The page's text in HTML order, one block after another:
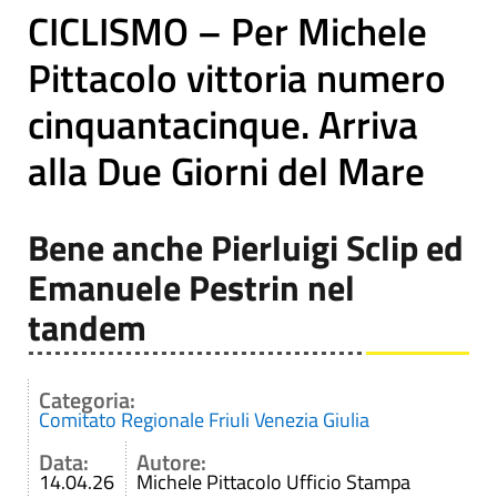
CICLISMO – Per Michele
Pittacolo vittoria numero
cinquantacinque. Arriva
alla Due Giorni del Mare
Bene anche Pierluigi Sclip ed
Emanuele Pestrin nel
tandem
Categoria:
Comitato Regionale Friuli Venezia Giulia
Data:
14.04.26
Autore:
Michele Pittacolo Ufficio Stampa